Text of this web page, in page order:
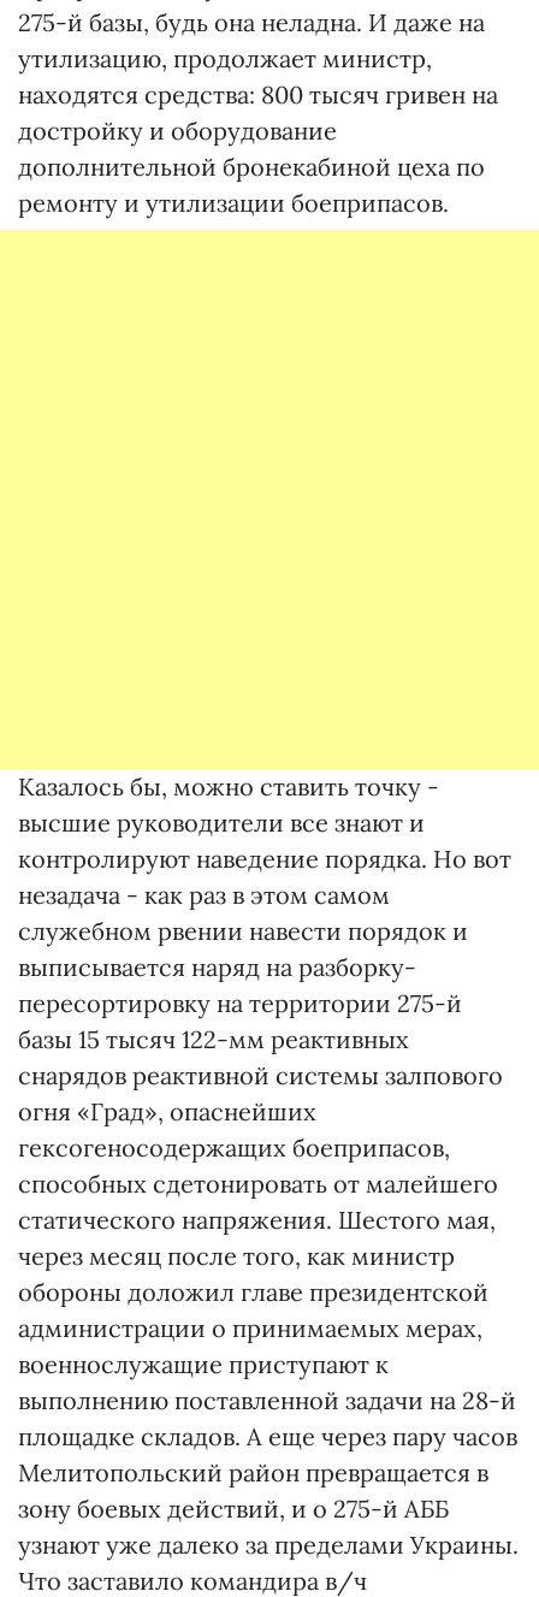
275-й базы, будь она неладна. И даже на
утилизацию, продолжает министр,
находятся средства: 800 тысяч гривен на
достройку и оборудование
дополнительной бронекабиной цеха по
ремонту и утилизации боеприпасов.
Казалось бы, можно ставить точку -
высшие руководители все знают и
контролируют наведение порядка. Но вот
незадача - как раз в этом самом
служебном рвении навести порядок и
выписывается наряд на разборку-
пересортировку на территории 275-й
базы 15 тысяч 122-мм реактивных
снарядов реактивной системы залпового
огня «Град», опаснейших
гексогеносодержащих боеприпасов,
способных сдетонировать от малейшего
статического напряжения. Шестого мая,
через месяц после того, как министр
обороны доложил главе президентской
администрации о принимаемых мерах,
военнослужащие приступают к
выполнению поставленной задачи на 28-й
площадке складов. А еще через пару часов
Мелитопольский район превращается в
зону боевых действий, и о 275-й АББ
узнают уже далеко за пределами Украины.
Что заставило командира в/ч